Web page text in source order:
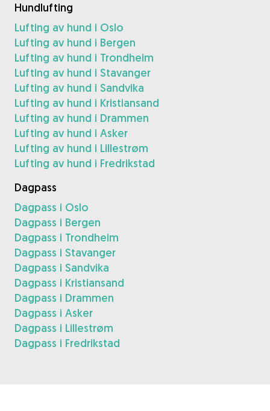
Hundlufting
Lufting av hund i Oslo
Lufting av hund i Bergen
Lufting av hund i Trondheim
Lufting av hund i Stavanger
Lufting av hund i Sandvika
Lufting av hund i Kristiansand
Lufting av hund i Drammen
Lufting av hund i Asker
Lufting av hund i Lillestrøm
Lufting av hund i Fredrikstad
Dagpass
Dagpass i Oslo
Dagpass i Bergen
Dagpass i Trondheim
Dagpass i Stavanger
Dagpass i Sandvika
Dagpass i Kristiansand
Dagpass i Drammen
Dagpass i Asker
Dagpass i Lillestrøm
Dagpass i Fredrikstad